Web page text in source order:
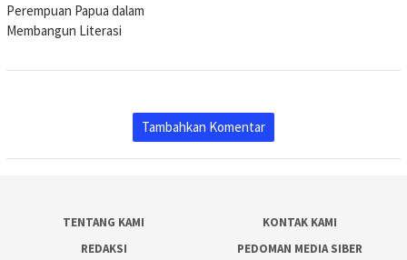
Perempuan Papua dalam
Membangun Literasi
Tambahkan Komentar
TENTANG KAMI
KONTAK KAMI
REDAKSI
PEDOMAN MEDIA SIBER